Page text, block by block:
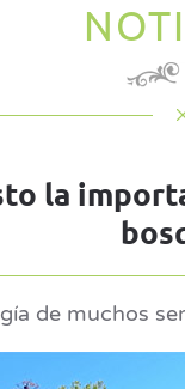
la
de muchos